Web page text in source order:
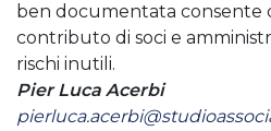
ben documentata consente
contributo di soci e
rischi inutili.
Pier Luca Acerbi